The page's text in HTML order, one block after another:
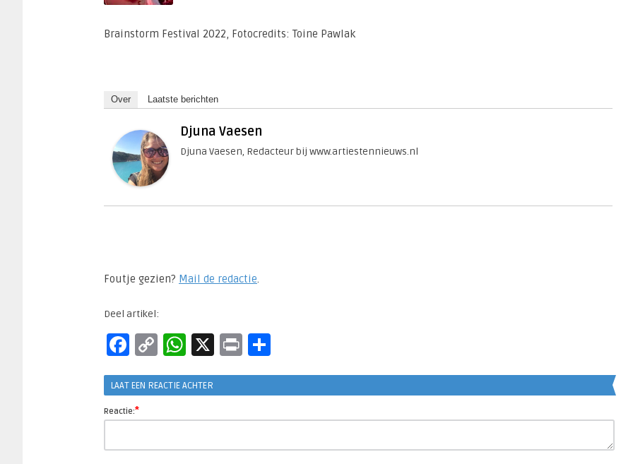
Brainstorm Festival 2022, Fotocredits: Toine Pawlak
Over Laatste berichten
Djuna Vaesen
Djuna Vaesen, Redacteur bij www.artiestennieuws.nl
Foutje gezien? Mail de redactie.​
Deel artikel:
Facebook
CopyWhatsApp
X Print
LAAT EEN REACTIE ACHTER
Reactie:*